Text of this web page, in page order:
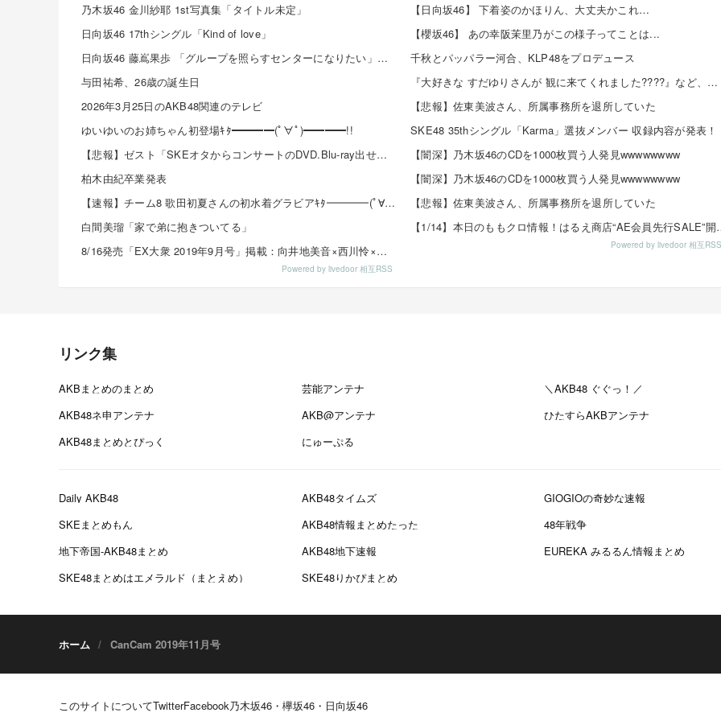
乃木坂46 金川紗耶 1st写真集「タイトル未定」
日向坂46 17thシングル「Kind of love」
日向坂46 藤嶌果歩 「グループを照らすセンターになりたい」何倍もキラキラしたかほりんが降臨【坂道の...
与田祐希、26歳の誕生日
2026年3月25日のAKB48関連のテレビ
ゆいゆいのお姉ちゃん初登場ｷﾀ━━━━(ﾟ∀ﾟ)━━━━!!
【悲報】ゼスト「SKEオタからコンサートのDVD.Blu-ray出せって言われたが2千かかるしペイで...
柏木由紀卒業発表
【速報】チーム8 歌田初夏さんの初水着グラビアｷﾀ━━━━(ﾟ∀ﾟ)━━━━!!
白間美瑠「家で弟に抱きついてる」
8/16発売「EX大衆 2019年9月号」掲載：向井地美音×西川怜×山内瑞葵（AKB48）、村瀬紗英...
Powered by livedoor 相互RSS
【日向坂46】 下着姿のかほりん、大丈夫かこれ…
【櫻坂46】 あの幸阪茉里乃がこの様子ってことは...
千秋とパッパラー河合、KLP48をプロデュース
『大好きな すだゆりさんが 観に来てくれました????』など、サマーツアー 2026年8月2日（日）...
【悲報】佐東美波さん、所属事務所を退所していた
SKE48 35thシングル「Karma」選抜メンバー 収録内容が発表！
【闇深】乃木坂46のCDを1000枚買う人発見wwwwwwww
【闇深】乃木坂46のCDを1000枚買う人発見wwwwwwww
【悲報】佐東美波さん、所属事務所を退所していた
【1/14】本日のももクロ情
Powered by livedoor 相互RSS
リンク集
AKBまとめのまとめ 芸能アンテナ ＼AKB48 ぐぐっ！／
AKB48ネ申アンテナ
AKB@アンテナ ひたすらAKBアンテナ
AKB48まとめとぴっく
にゅーぷる
Daily AKB48 AKB48タイムズ GIOGIOの奇妙な速報
SKEまとめもん
AKB48情報まとめたった 48年戦争
地下帝国-AKB48まとめ
AKB48地下速報 EUREKA みるるん情報まとめ
SKE48まとめはエメラルド（まとえめ）
SKE48りかぴまとめ
ホーム CanCam 2019年11月号
このサイトについてTwitterFacebook乃木坂46・欅坂46・日向坂46